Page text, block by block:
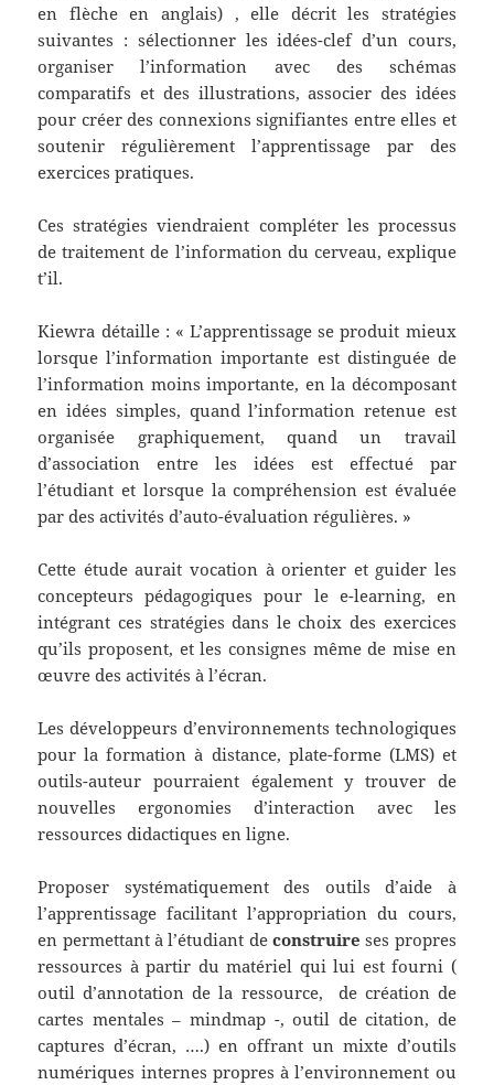
en flèche en anglais) , elle décrit les stratégies
suivantes : sélectionner les idées-clef d’un cours,
organiser l’information avec des schémas
comparatifs et des illustrations, associer des idées
pour créer des connexions signifiantes entre elles et
soutenir régulièrement l’apprentissage par des
exercices pratiques.
Ces stratégies viendraient compléter les processus
de traitement de l’information du cerveau, explique
t’il.
Kiewra détaille : « L’apprentissage se produit mieux
lorsque l’information importante est distinguée de
l’information moins importante, en la décomposant
en idées simples, quand l’information retenue est
organisée graphiquement, quand un travail
d’association entre les idées est effectué par
l’étudiant et lorsque la compréhension est évaluée
par des activités d’auto-évaluation régulières. »
Cette étude aurait vocation à orienter et guider les
concepteurs pédagogiques pour le e-learning, en
intégrant ces stratégies dans le choix des exercices
qu’ils proposent, et les consignes même de mise en
œuvre des activités à l’écran.
Les développeurs d’environnements technologiques
pour la formation à distance, plate-forme (LMS) et
outils-auteur pourraient également y trouver de
nouvelles ergonomies d’interaction avec les
ressources didactiques en ligne.
Proposer systématiquement des outils d’aide à
l’apprentissage facilitant l’appropriation du cours,
en permettant à l’étudiant de construire ses propres
ressources à partir du matériel qui lui est fourni (
outil d’annotation de la ressource, de création de
cartes mentales – mindmap -, outil de citation, de
captures d’écran, ….) en offrant un mixte d’outils
numériques internes propres à l’environnement ou